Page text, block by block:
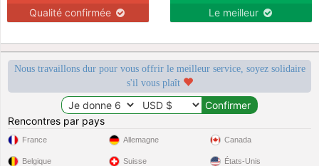
Qualité confirmée Le meilleur
Nous travaillons dur pour vous offrir le meilleur service, soyez solidaire
s'il vous plaît
Rencontres par pays
France
Belgique
Allemagne
Suisse
Canada
États-Unis